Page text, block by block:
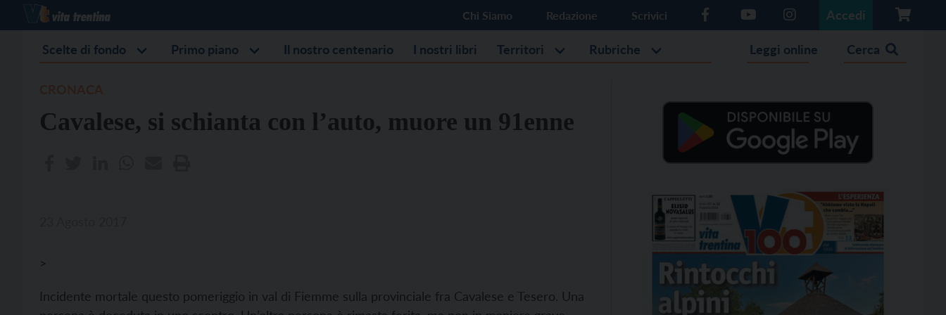
Chi Siamo Redazione Scrivici Accedi
Scelte di fondo Primo piano Il nostro centenario I nostri libri Territori Rubriche Leggi online Cerca
Cavalese, si schianta con l’auto, muore un 91enne
>
Incidente mortale questo pomeriggio in val di Fiemme sulla provinciale fra Cavalese e Tesero. Una